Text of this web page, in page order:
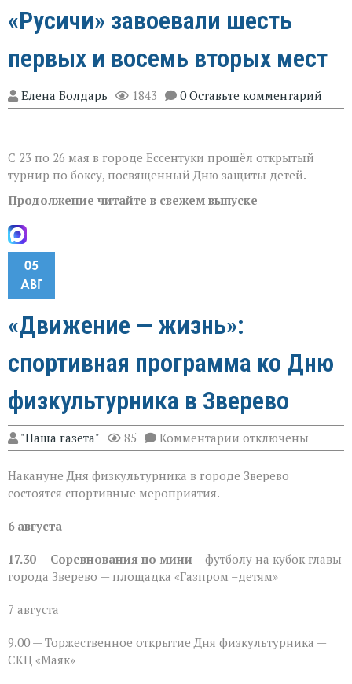
«Русичи» завоевали шесть
первых и восемь вторых мест
Елена Болдарь 1843 0 Оставьте комментарий
С 23 по 26 мая в городе Eссентуки прошёл открытый
турнир по боксу, посвященный Дню защиты детей.
Продолжение читайте в свежем выпуске
05
АВГ
«Движение — жизнь»:
спортивная программа ко Дню
физкультурника в Зверево
"Наша газета" 85 Комментарии к
записи
спортивная
Зверево
отключены
Накануне Дня физкультурника в городе Зверево
состоятся спортивные мероприятия.
6 августа
17.30 — Соревнования по мини —футболу на кубок главы
города Зверево — площадка «Газпром –детям»
7 августа
9.00 — Торжественное открытие Дня физкультурника —
СКЦ «Маяк»